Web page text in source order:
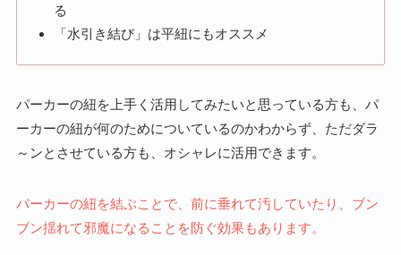
る
「水引き結び」は平紐にもオススメ
パーカーの紐を上手く活用してみたいと思っている方も、パ
ーカーの紐が何のためについているのかわからず、ただダラ
～ンとさせている方も、オシャレに活用できます。
パーカーの紐を結ぶことで、前に垂れて汚していたり、ブン
ブン揺れて邪魔になることを防ぐ効果もあります。